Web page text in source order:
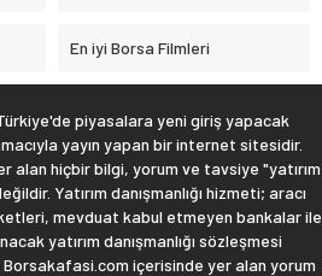
En iyi Borsa Filmleri
piyasalara yeni giriş yapacak
yayın yapan bir internet sitesidir.
alan hiçbir bilgi, yorum ve tavsiye "yatırım
Yatırım danışmanlığı hizmeti; aracı
mevduat kabul etmeyen bankalar ile
yatırım danışmanlığı sözleşmesi
içerisinde yer alan yorum